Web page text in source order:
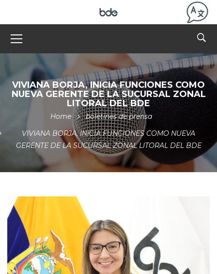
VIVIANA BORJA, INICIA FUNCIONES COMO
NUEVA GERENTE DE LA SUCURSAL ZONAL
LITORAL DEL BDE
Home
boletines de prensa
VIVIANA BORJA, INICIA FUNCIONES COMO NUEVA
GERENTE DE LA SUCURSAL ZONAL LITORAL DEL BDE